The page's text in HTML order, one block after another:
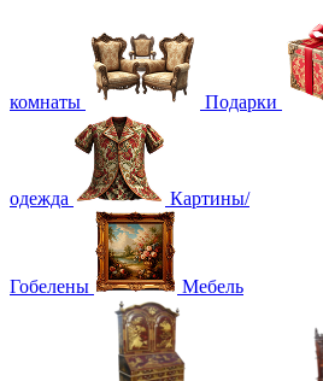
комнаты Подарки
одежда Картины/
Гобелены Мебель